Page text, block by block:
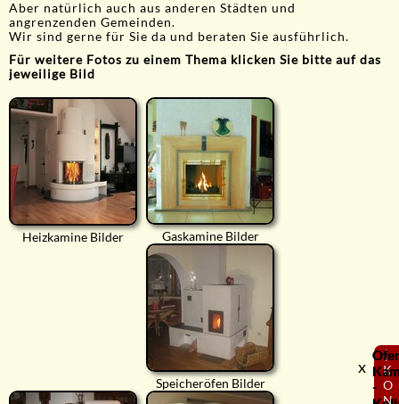
Aber natürlich auch aus anderen Städten und
angrenzenden Gemeinden.
Wir sind gerne für Sie da und beraten Sie ausführlich.
Für weitere Fotos zu einem Thema klicken Sie bitte auf das
jeweilige Bild
Heizkamine Bilder Gaskamine Bilder
Speicheröfen Bilder
⟨
K
O
N
-
x